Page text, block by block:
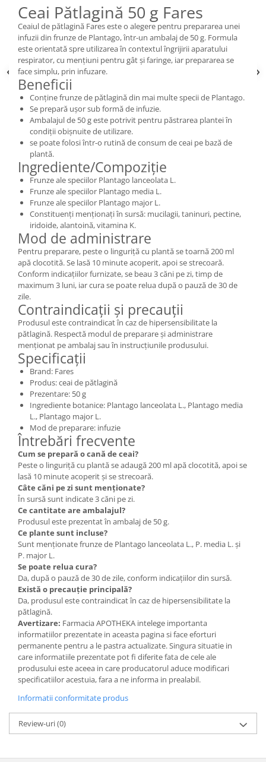
Ceai Pătlagină 50 g Fares
Ceaiul de pătlagină Fares este o alegere pentru prepararea unei
infuzii din frunze de Plantago, într-un ambalaj de 50 g. Formula
este orientată spre utilizarea în contextul îngrijirii aparatului
respirator, cu mențiuni pentru gât și faringe, iar prepararea se
face simplu, prin infuzare.
Beneficii
Conține frunze de pătlagină din mai multe specii de Plantago.
Se prepară ușor sub formă de infuzie.
Ambalajul de 50 g este potrivit pentru păstrarea plantei în
condiții obișnuite de utilizare.
se poate folosi într-o rutină de consum de ceai pe bază de
plantă.
Ingrediente/Compoziție
Frunze ale speciilor Plantago lanceolata L.
Frunze ale speciilor Plantago media L.
Frunze ale speciilor Plantago major L.
Constituenți menționați în sursă: mucilagii, taninuri, pectine,
iridoide, alantoină, vitamina K.
Mod de administrare
Pentru preparare, peste o linguriță cu plantă se toarnă 200 ml
apă clocotită. Se lasă 10 minute acoperit, apoi se strecoară.
Conform indicațiilor furnizate, se beau 3 căni pe zi, timp de
maximum 3 luni, iar cura se poate relua după o pauză de 30 de
zile.
Contraindicații și precauții
Produsul este contraindicat în caz de hipersensibilitate la
pătlagină. Respectă modul de preparare și administrare
menționat pe ambalaj sau în instrucțiunile produsului.
Specificații
Brand: Fares
Produs: ceai de pătlagină
Prezentare: 50 g
Ingrediente botanice: Plantago lanceolata L., Plantago media
L., Plantago major L.
Mod de preparare: infuzie
Întrebări frecvente
Cum se prepară o cană de ceai?
Peste o linguriță cu plantă se adaugă 200 ml apă clocotită, apoi se
lasă 10 minute acoperit și se strecoară.
Câte căni pe zi sunt menționate?
În sursă sunt indicate 3 căni pe zi.
Ce cantitate are ambalajul?
Produsul este prezentat în ambalaj de 50 g.
Ce plante sunt incluse?
Sunt menționate frunze de Plantago lanceolata L., P. media L. și
P. major L.
Se poate relua cura?
Da, după o pauză de 30 de zile, conform indicațiilor din sursă.
Există o precauție principală?
Da, produsul este contraindicat în caz de hipersensibilitate la
pătlagină.
Avertizare: Farmacia APOTHEKA intelege importanta
informatiilor prezentate in aceasta pagina si face eforturi
permanente pentru a le pastra actualizate. Singura situatie in
care informatiile prezentate pot fi diferite fata de cele ale
produsului este aceea in care producatorul aduce modificari
specificatiilor acestuia, fara a ne informa in prealabil.
Informatii conformitate produs
Review-uri(0)